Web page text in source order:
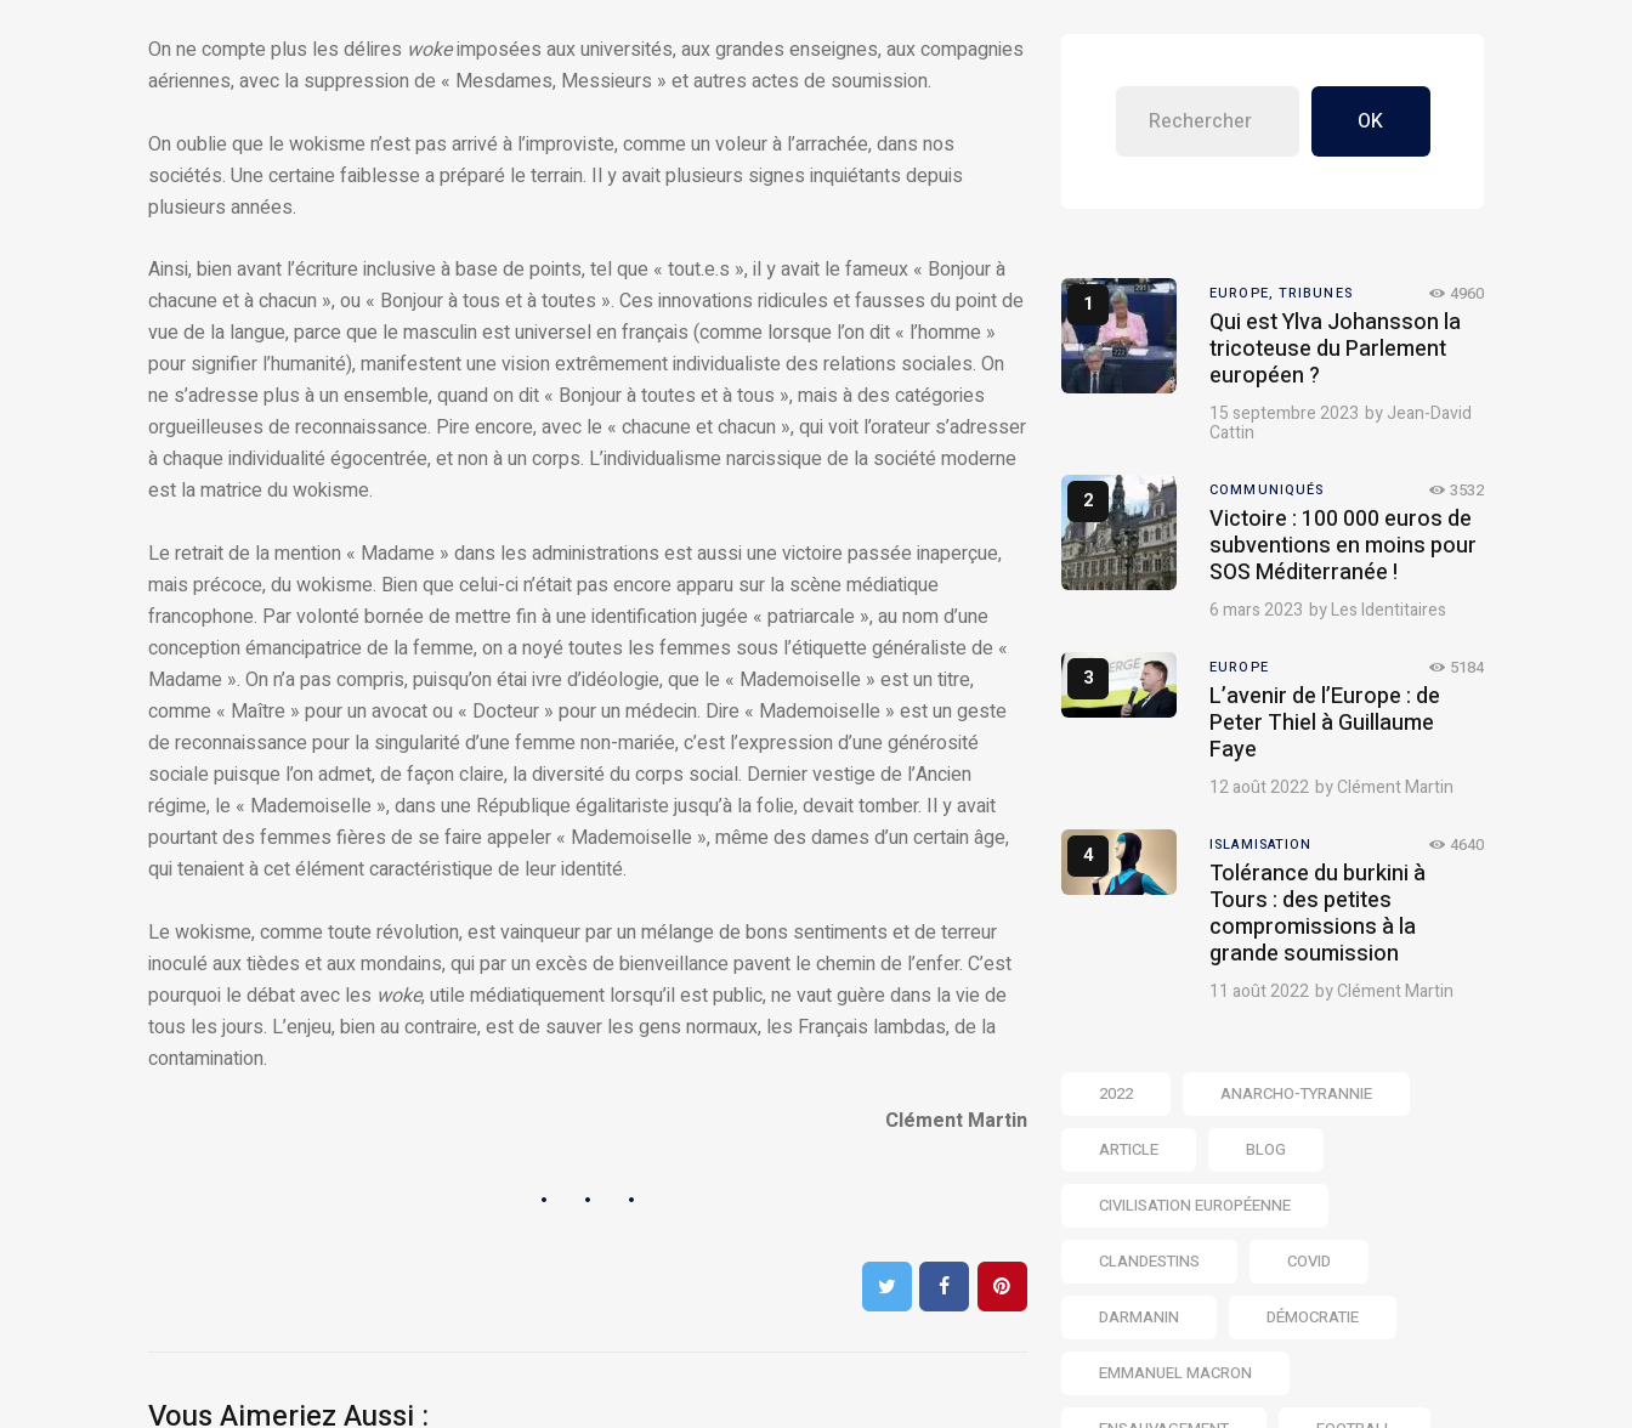
On ne compte plus les délires wokeimposées aux universités, aux grandes enseignes, aux compagnies
aériennes, avec la suppression de « Mesdames, Messieurs » et autres actes de soumission.
On oublie que le wokisme n’est pas arrivé à l’improviste, comme un voleur à l’arrachée, dans nos
sociétés. Une certaine faiblesse a préparé le terrain. Il y avait plusieurs signes inquiétants depuis
plusieurs années.
Ainsi, bien avant l’écriture inclusive à base de points, tel que « tout.e.s », il y avait le fameux « Bonjour à
chacune et à chacun », ou « Bonjour à tous et à toutes ». Ces innovations ridicules et fausses du point de
vue de la langue, parce que le masculin est universel en français (comme lorsque l’on dit « l’homme »
pour signifier l’humanité), manifestent une vision extrêmement individualiste des relations sociales. On
ne s’adresse plus à un ensemble, quand on dit « Bonjour à toutes et à tous », mais à des catégories
orgueilleuses de reconnaissance. Pire encore, avec le « chacune et chacun », qui voit l’orateur s’adresser
à chaque individualité égocentrée, et non à un corps. L’individualisme narcissique de la société moderne
est la matrice du wokisme.
Le retrait de la mention « Madame » dans les administrations est aussi une victoire passée inaperçue,
mais précoce, du wokisme. Bien que celui-ci n’était pas encore apparu sur la scène médiatique
francophone. Par volonté bornée de mettre fin à une identification jugée « patriarcale », au nom d’une
conception émancipatrice de la femme, on a noyé toutes les femmes sous l’étiquette généraliste de «
Madame ». On n’a pas compris, puisqu’on étai ivre d’idéologie, que le « Mademoiselle » est un titre,
comme « Maître » pour un avocat ou « Docteur » pour un médecin. Dire « Mademoiselle » est un geste
de reconnaissance pour la singularité d’une femme non-mariée, c’est l’expression d’une générosité
sociale puisque l’on admet, de façon claire, la diversité du corps social. Dernier vestige de l’Ancien
régime, le « Mademoiselle », dans une République égalitariste jusqu’à la folie, devait tomber. Il y avait
pourtant des femmes fières de se faire appeler « Mademoiselle », même des dames d’un certain âge,
qui tenaient à cet élément caractéristique de leur identité.
Le wokisme, comme toute révolution, est vainqueur par un mélange de bons sentiments et de terreur
inoculé aux tièdes et aux mondains, qui par un excès de bienveillance pavent le chemin de l’enfer. C’est
pourquoi le débat avec les woke, utile médiatiquement lorsqu’il est public, ne vaut guère dans la vie de
tous les jours. L’enjeu, bien au contraire, est de sauver les gens normaux, les Français lambdas, de la
contamination.
Clément Martin
Vous Aimeriez Aussi :
OK
EUROPE, TRIBUNES 4960
Qui est Ylva Johansson la
tricoteuse du Parlement
européen ?
15 septembre 2023 byJean-David
Cattin
COMMUNIQUÉS 3532
Victoire : 100 000 euros de
subventions en moins pour
SOS Méditerranée !
6 mars 2023 byLes Identitaires
EUROPE 5184
L’avenir de l’Europe : de
Peter Thiel à Guillaume
Faye
12 août 2022 byClément Martin
ISLAMISATION 4640
Tolérance du burkini à
Tours : des petites
compromissions à la
grande soumission
11 août 2022 byClément Martin
2022 ANARCHO-TYRANNIE
ARTICLE BLOG
CIVILISATION EUROPÉENNE
CLANDESTINS COVID
DARMANIN DÉMOCRATIE
EMMANUEL MACRON